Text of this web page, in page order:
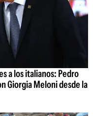
a los italianos: Pedro
Giorgia Meloni desde la